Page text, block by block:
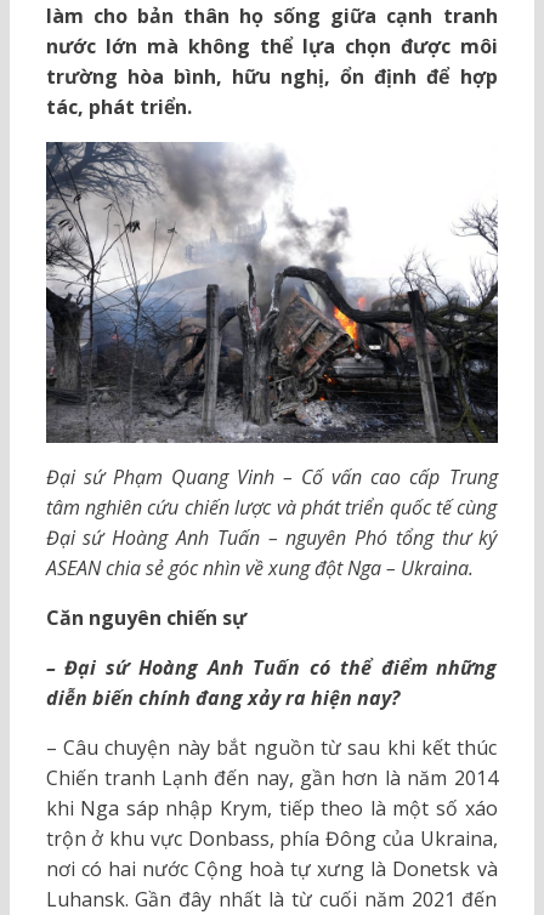
làm cho bản thân họ sống giữa cạnh tranh
nước lớn mà không thể lựa chọn được môi
trường hòa bình, hữu nghị, ổn định để hợp
tác, phát triển.
Đại sứ Phạm Quang Vinh – Cố vấn cao cấp Trung
tâm nghiên cứu chiến lược và phát triển quốc tế cùng
Đại sứ Hoàng Anh Tuấn – nguyên Phó tổng thư ký
ASEAN chia sẻ góc nhìn về xung đột Nga – Ukraina.
Căn nguyên chiến sự
– Đại sứ Hoàng Anh Tuấn có thể điểm những
diễn biến chính đang xảy ra hiện nay?
– Câu chuyện này bắt nguồn từ sau khi kết thúc
Chiến tranh Lạnh đến nay, gần hơn là năm 2014
khi Nga sáp nhập Krym, tiếp theo là một số xáo
trộn ở khu vực Donbass, phía Đông của Ukraina,
nơi có hai nước Cộng hoà tự xưng là Donetsk và
Luhansk. Gần đây nhất là từ cuối năm 2021 đến